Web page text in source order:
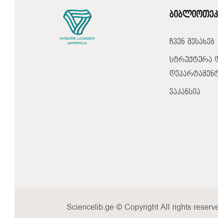
ჩვენ შესახებ
სტრუქტურა
ვაკანსია
Sciencelib.ge © Copyright All rights